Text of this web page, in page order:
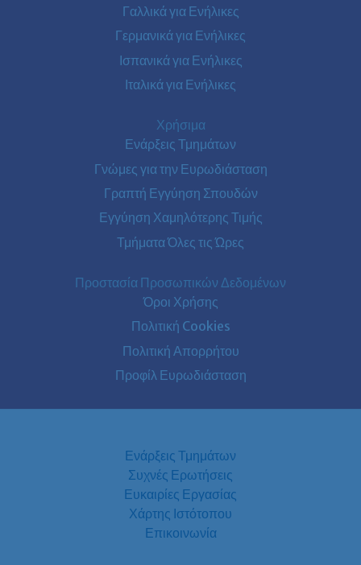
Γαλλικά για Ενήλικες
Γερμανικά για Ενήλικες
Ισπανικά για Ενήλικες
Ιταλικά για Ενήλικες
Χρήσιμα
Ενάρξεις Τμημάτων
Γνώμες για την Ευρωδιάσταση
Γραπτή Εγγύηση Σπουδών
Εγγύηση Χαμηλότερης Τιμής
Τμήματα Όλες τις Ώρες
Προστασία Προσωπικών Δεδομένων
Όροι Χρήσης
Πολιτική Cookies
Πολιτική Απορρήτου
Προφίλ Ευρωδιάσταση
Ενάρξεις Τμημάτων
Συχνές Ερωτήσεις
Ευκαιρίες Εργασίας
Χάρτης Ιστότοπου
Επικοινωνία